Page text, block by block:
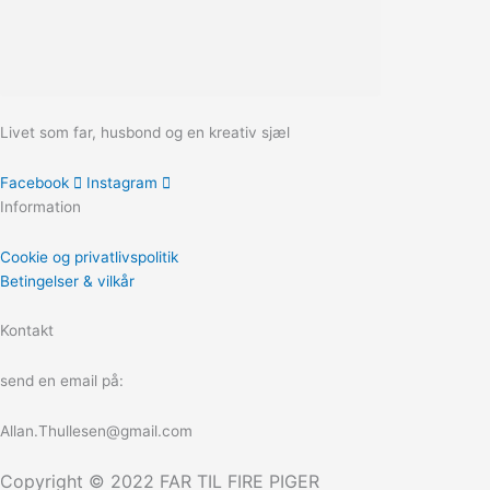
Livet som far, husbond og en kreativ sjæl
Facebook
Instagram
Information
Cookie og privatlivspolitik
Betingelser & vilkår
Kontakt
send en email på:
Allan.Thullesen@gmail.com
Copyright © 2022 FAR TIL FIRE PIGER